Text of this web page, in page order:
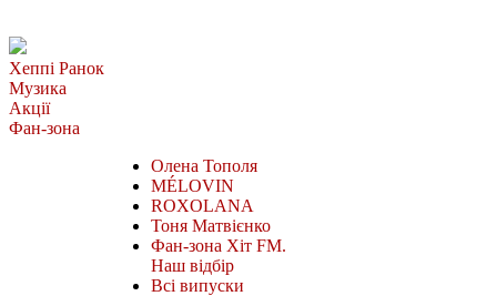
Хеппі Ранок
Музика
Акції
Фан-зона
Олена Тополя
MÉLOVIN
ROXOLANA
Тоня Матвієнко
Фан-зона Хіт FM.
Наш відбір
Всі випуски